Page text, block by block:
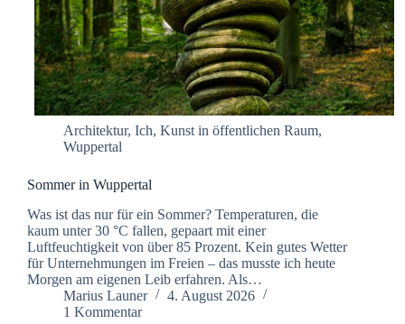
Architektur, Ich, Kunst in öffentlichen Raum,
Wuppertal
Sommer in Wuppertal
Was ist das nur für ein Sommer? Temperaturen, die
kaum unter 30 °C fallen, gepaart mit einer
Luftfeuchtigkeit von über 85 Prozent. Kein gutes Wetter
für Unternehmungen im Freien – das musste ich heute
Morgen am eigenen Leib erfahren. Als…
Marius Launer
4. August 2026
1 Kommentar